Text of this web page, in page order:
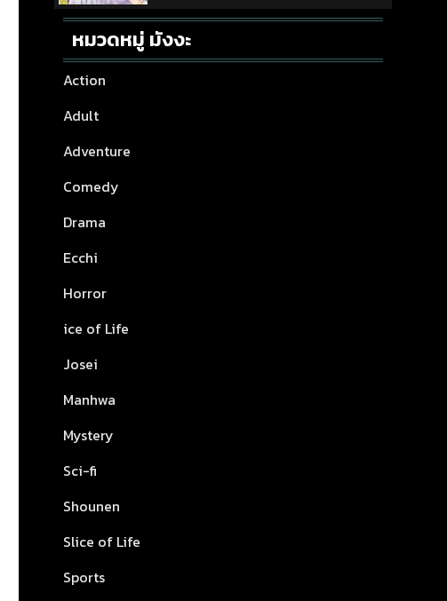
หมวดหมู่ มังงะ
Action
Adult
Adventure
Comedy
Drama
Ecchi
Horror
ice of Life
Josei
Manhwa
Mystery
Sci-fi
Shounen
Slice of Life
Sports